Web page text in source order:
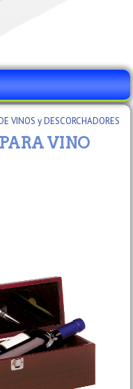
VINOS y DESCORCHADORES
VINO